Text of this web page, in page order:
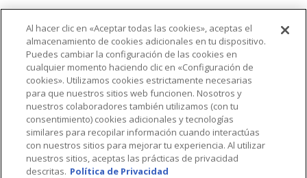
Al hacer clic en «Aceptar todas las cookies», aceptas el
almacenamiento de cookies adicionales en tu dispositivo.
Puedes cambiar la configuración de las cookies en
cualquier momento haciendo clic en «Configuración de
cookies». Utilizamos cookies estrictamente necesarias
para que nuestros sitios web funcionen. Nosotros y
nuestros colaboradores también utilizamos (con tu
consentimiento) cookies adicionales y tecnologías
similares para recopilar información cuando interactúas
con nuestros sitios para mejorar tu experiencia. Al utilizar
nuestros sitios, aceptas las prácticas de privacidad
descritas. Política de Privacidad